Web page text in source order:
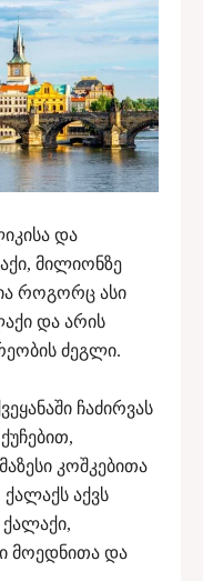
და
მილიონზე
როგორც ასი
და არის
ძეგლი.
ჩაძირვას
კოშკებითა
აქვს
მოედნითა და